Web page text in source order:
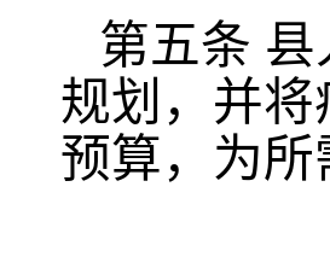
第五条 县
规划，并
预算，为